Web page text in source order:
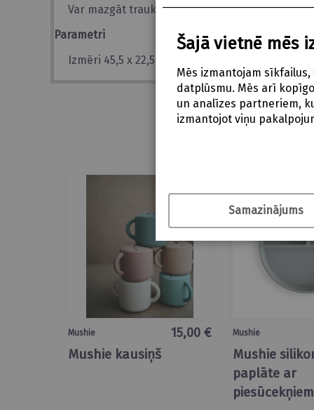
Var mazgāt trauku mazgājamā mašīnā
Parametri
Izmēri 45,5 x 22,5 cm (platums, dziļums)
Mushie 15,00 €
Mushie kausiņš
Mushie
Mushie
paplāte ar
piesūcekņiem
Šajā vietnē mēs
Mēs izmantojam
datplūsmu. Mēs arī
un analīzes partneriem,
izmantojot viņu
Samazinājums